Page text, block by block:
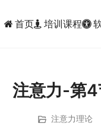
首页 培训课程
注意力-第4
注意力理论